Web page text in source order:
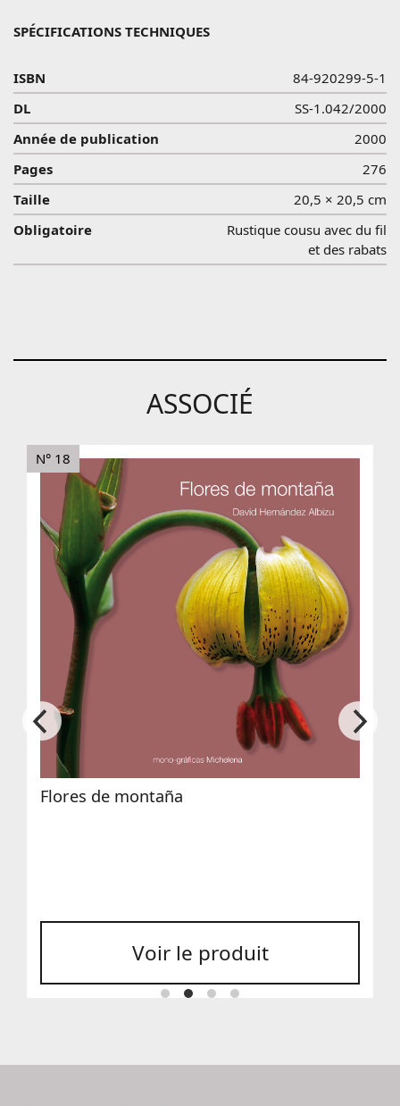
SPÉCIFICATIONS TECHNIQUES
ISBN
84-920299-5-1
DL
SS-1.042/2000
Année de publication
2000
Pages
276
Taille
20,5 × 20,5 cm
Obligatoire
Rustique cousu avec du fil
et des rabats
ASSOCIÉ
N° 18
Flores de montaña
Voir le produit